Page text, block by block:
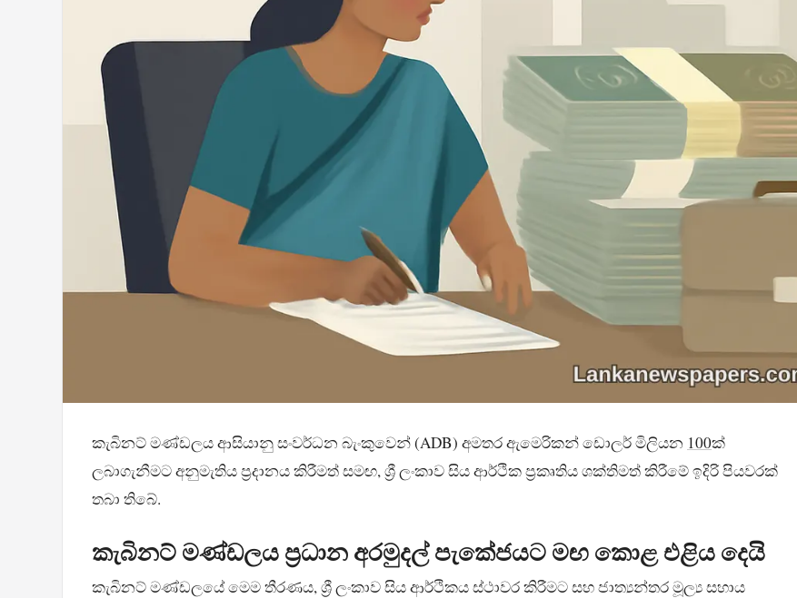
කැබිනට් මණ්ඩලය ආසියානු සංවර්ධන බැංකුවෙන් (ADB) අමතර ඇමෙරිකන් ඩොලර් මිලියන 100ක්
ලබාගැනීමට අනුමැතිය ප්‍රදානය කිරීමත් සමඟ, ශ්‍රී ලංකාව සිය ආර්ථික ප්‍රකෘතිය ශක්තිමත් කිරීමේ ඉදිරි පියවරක්
තබා තිබේ.
කැබිනට් මණ්ඩලය ප්‍රධාන අරමුදල් පැකේජයට මඟ කොළ එළිය දෙයි
කැබිනට් මණ්ඩලයේ මෙම තීරණය, ශ්‍රී ලංකාව සිය ආර්ථිකය ස්ථාවර කිරීමට සහ ජාත්‍යන්තර මූල්‍ය සහාය